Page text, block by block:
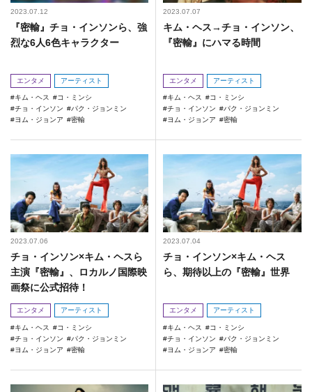
2023.07.12
『密輸』チョ・インソンら、強
烈な6人6色キャラクター
エンタメ アーティスト
キム・ヘス
コ・ミンシ
チョ・インソン
パク・ジョンミン
ヨム・ジョンア
密輸
2023.07.07
キム・ヘス→チョ・インソン、
『密輸』にハマる時間
エンタメ アーティスト
キム・ヘス
コ・ミンシ
チョ・インソン
パク・ジョンミン
ヨム・ジョンア
密輸
2023.07.06
チョ・インソン×キム・ヘスら
主演『密輸』、ロカルノ国際映
画祭に公式招待！
エンタメ アーティスト
キム・ヘス
コ・ミンシ
チョ・インソン
パク・ジョンミン
ヨム・ジョンア
密輸
2023.07.04
チョ・インソン×キム・ヘス
ら、期待以上の『密輸』世界
エンタメ アーティスト
キム・ヘス
コ・ミンシ
チョ・インソン
パク・ジョンミン
ヨム・ジョンア
密輸